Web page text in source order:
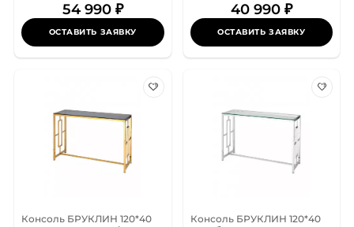
54 990 ₽
ОСТАВИТЬ ЗАЯВКУ
40 990 ₽
ОСТАВИТЬ ЗАЯВКУ
Консоль БРУКЛИН 120*40
Консоль БРУКЛИН 120*40